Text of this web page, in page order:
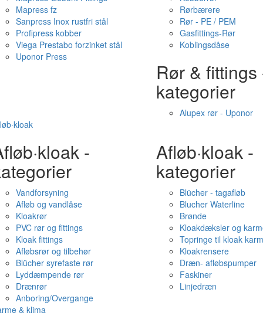
Mapress fz
Sanpress Inox rustfri stål
Profipress kobber
Viega Prestabo forzinket stål
Uponor Press
Rørbærere
Rør - PE / PEM
Gasfittings-Rør
Koblingsdåse
Rør & fittings
kategorier
Alupex rør - Uponor
-
Vandforsyning
Afløb og vandlåse
Kloakrør
PVC rør og fittings
Kloak fittings
Afløbsrør og tilbehør
Blücher syrefaste rør
Lyddæmpende rør
Drænrør
Anboring/Overgange
Afløb·kloak -
kategorier
Blücher - tagafløb
Blucher Waterline
Brønde
Kloakdæksler og
Topringe til kloak
Kloakrensere
Dræn- afløbspumper
Faskiner
Linjedræn
& klima